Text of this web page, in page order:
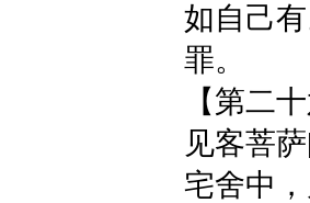
如自己
罪。
【第二
见客菩
宅舍中